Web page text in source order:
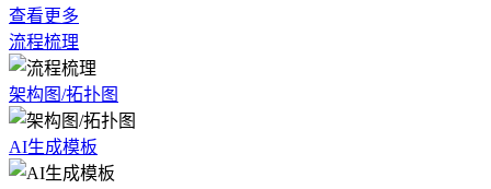
查看更多
流程梳理
架构图/拓扑图
AI生成模板